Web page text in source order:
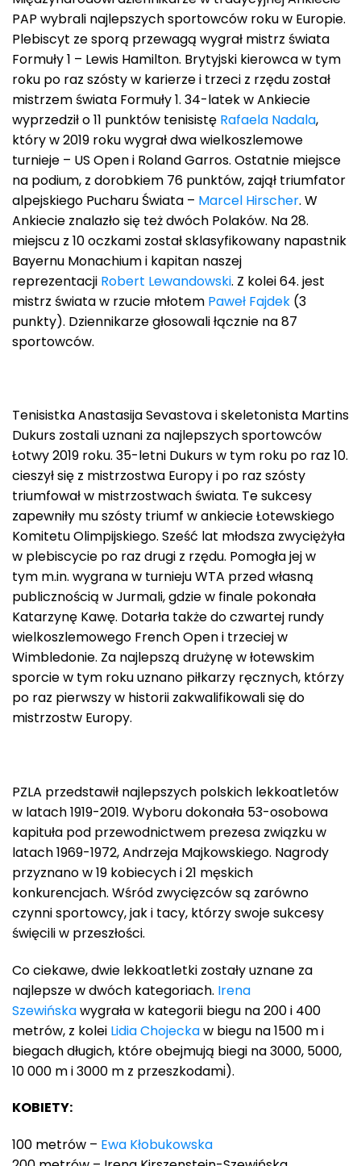
PAP wybrali najlepszych sportowców roku w Europie.
Plebiscyt ze sporą przewagą wygrał mistrz świata
Formuły 1 – Lewis Hamilton. Brytyjski kierowca w tym
roku po raz szósty w karierze i trzeci z rzędu został
mistrzem świata Formuły 1. 34-latek w Ankiecie
wyprzedził o 11 punktów tenisistę Rafaela Nadala,
który w 2019 roku wygrał dwa wielkoszlemowe
turnieje – US Open i Roland Garros. Ostatnie miejsce
na podium, z dorobkiem 76 punktów, zajął triumfator
alpejskiego Pucharu Świata – Marcel Hirscher. W
Ankiecie znalazło się też dwóch Polaków. Na 28.
miejscu z 10 oczkami został sklasyfikowany napastnik
Bayernu Monachium i kapitan naszej
reprezentacji Robert Lewandowski. Z kolei 64. jest
mistrz świata w rzucie młotem Paweł Fajdek (3
punkty). Dziennikarze głosowali łącznie na 87
sportowców.
Tenisistka Anastasija Sevastova i skeletonista Martins
Dukurs zostali uznani za najlepszych sportowców
Łotwy 2019 roku. 35-letni Dukurs w tym roku po raz 10.
cieszył się z mistrzostwa Europy i po raz szósty
triumfował w mistrzostwach świata. Te sukcesy
zapewniły mu szósty triumf w ankiecie Łotewskiego
Komitetu Olimpijskiego. Sześć lat młodsza zwyciężyła
w plebiscycie po raz drugi z rzędu. Pomogła jej w
tym m.in. wygrana w turnieju WTA przed własną
publicznością w Jurmali, gdzie w finale pokonała
Katarzynę Kawę. Dotarła także do czwartej rundy
wielkoszlemowego French Open i trzeciej w
Wimbledonie. Za najlepszą drużynę w łotewskim
sporcie w tym roku uznano piłkarzy ręcznych, którzy
po raz pierwszy w historii zakwalifikowali się do
mistrzostw Europy.
PZLA przedstawił najlepszych polskich lekkoatletów
w latach 1919-2019. Wyboru dokonała 53-osobowa
kapituła pod przewodnictwem prezesa związku w
latach 1969-1972, Andrzeja Majkowskiego. Nagrody
przyznano w 19 kobiecych i 21 męskich
konkurencjach. Wśród zwycięzców są zarówno
czynni sportowcy, jak i tacy, którzy swoje sukcesy
święcili w przeszłości.
Co ciekawe, dwie lekkoatletki zostały uznane za
najlepsze w dwóch kategoriach. Irena
Szewińskawygrała w kategorii biegu na 200 i 400
metrów, z kolei Lidia Chojeckaw biegu na 1500 m i
biegach długich, które obejmują biegi na 3000, 5000,
10 000 m i 3000 m z przeszkodami).
KOBIETY:
100 metrów – Ewa Kłobukowska